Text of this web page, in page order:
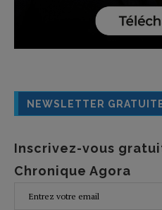
NEWSLETTER
Inscrivez-vous
Chronique Agora